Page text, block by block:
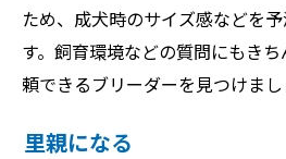
ため、成犬時のサイズ感などを
す。飼育環境などの質問にもき
頼できるブリーダーを見つけまし
里親になる